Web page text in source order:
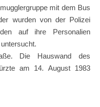
mit dem Bus
wurden von der Polizei
auf ihre Personalien
Die Hauswand des
am 14. August 1983